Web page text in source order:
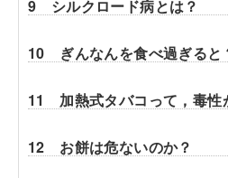
9 シルクロード病とは？
10 ぎんなんを食べ過ぎると
11 加熱式タバコって，毒性
12 お餅は危ないのか？